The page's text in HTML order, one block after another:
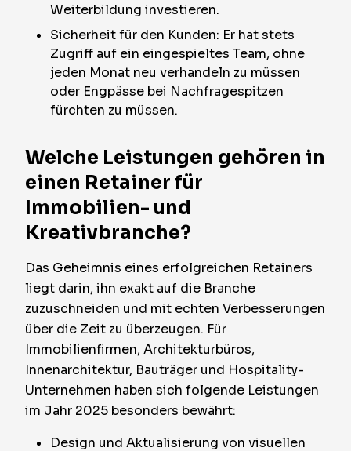
Weiterbildung investieren.
Sicherheit für den Kunden: Er hat stets
Zugriff auf ein eingespieltes Team, ohne
jeden Monat neu verhandeln zu müssen
oder Engpässe bei Nachfragespitzen
fürchten zu müssen.
Welche Leistungen gehören in
einen Retainer für
Immobilien- und
Kreativbranche?
Das Geheimnis eines erfolgreichen Retainers
liegt darin, ihn exakt auf die Branche
zuzuschneiden und mit echten Verbesserungen
über die Zeit zu überzeugen. Für
Immobilienfirmen, Architekturbüros,
Innenarchitektur, Bauträger und Hospitality-
Unternehmen haben sich folgende Leistungen
im Jahr 2025 besonders bewährt:
Design und Aktualisierung von visuellen